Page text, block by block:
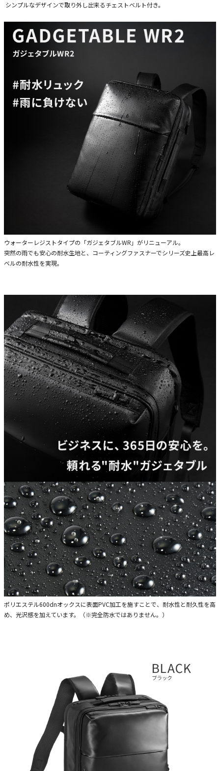
シンプルなデザインで取り外し出来るチェストベルト付き。
ウォーターレジストタイプの「ガジェタブルWR」がリニューアル。
突然の雨でも安心の耐水生地と、コーティングファスナーでシリーズ史上最高レ
ベルの耐水性を実現。
ポリエステル600dnオックスに表面PVC加工を施すことで、耐水性と耐久性を高
め、光沢感を加えています。（※完全防水ではありません。）